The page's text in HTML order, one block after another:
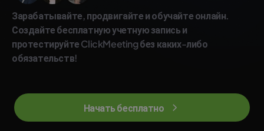
Зарабатывайте, продвигайте и обучайте онлайн.
Создайте бесплатную учетную запись и
протестируйте ClickMeeting без каких-либо
обязательств!
Начать бесплатно